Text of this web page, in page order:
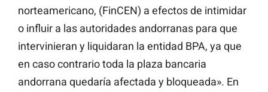
norteamericano, (FinCEN) a efectos de intimidar
o influir a las autoridades andorranas para que
intervinieran y liquidaran la entidad BPA, ya que
en caso contrario toda la plaza bancaria
andorrana quedaría afectada y bloqueada». En